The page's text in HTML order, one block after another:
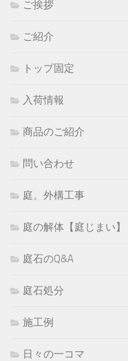
ご挨拶
ご紹介
トップ固定
入荷情報
商品のご紹介
問い合わせ
庭。外構工事
庭の解体【庭じまい】
庭石のQ&A
庭石処分
施工例
日々の一コマ